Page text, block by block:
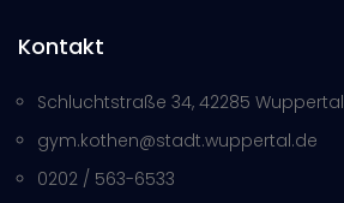
Kontakt
Schluchtstraße 34, 42285 Wuppertal
gym.kothen@stadt.wuppertal.de
0202 / 563-6533